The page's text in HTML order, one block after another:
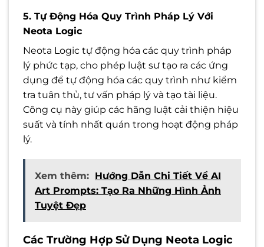
5. Tự Động Hóa Quy Trình Pháp Lý Với
Neota Logic
Neota Logic tự động hóa các quy trình pháp
lý phức tạp, cho phép luật sư tạo ra các ứng
dụng để tự động hóa các quy trình như kiểm
tra tuân thủ, tư vấn pháp lý và tạo tài liệu.
Công cụ này giúp các hãng luật cải thiện hiệu
suất và tính nhất quán trong hoạt động pháp
lý.
Xem thêm: Hướng Dẫn Chi Tiết Về AI
Art Prompts: Tạo Ra Những Hình Ảnh
Tuyệt Đẹp
Các Trường Hợp Sử Dụng Neota Logic